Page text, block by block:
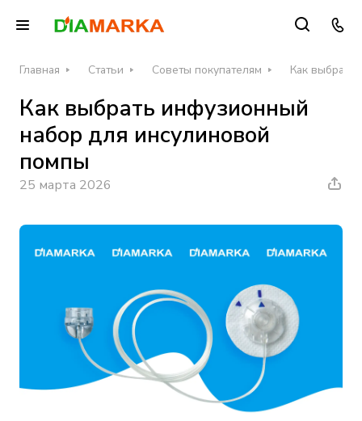
Главная Статьи Советы покупателям Как
Как выбрать инфузионный
набор для инсулиновой
помпы
25 марта 2026